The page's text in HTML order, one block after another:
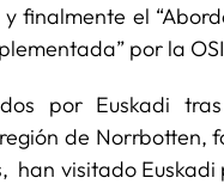
finalmente el
por la
por Euskadi
de
visitado